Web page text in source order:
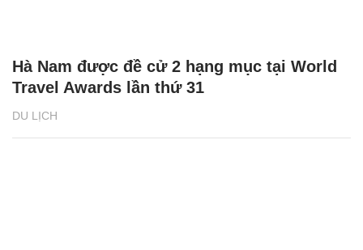
DU LỊCH
Hà Nam được đề cử 2 hạng mục tại World
Travel Awards lần thứ 31